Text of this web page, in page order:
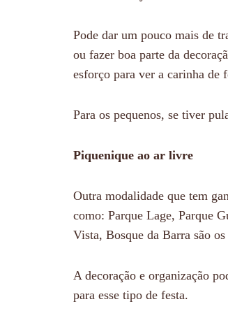
Pode dar um pouco mais de
ou fazer boa parte da
esforço para ver a carinha
Para os pequenos, se tiver
Piquenique ao ar livre
Outra modalidade que tem
como: Parque Lage, Parque
Vista, Bosque da Barra são
A decoração e organização
para esse tipo de festa.